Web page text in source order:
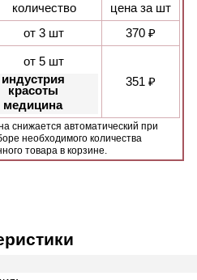
количество
цена за шт
от 3 шт
370 ₽
от 5 шт
индустрия
красоты
медицина
351 ₽
снижается автоматический при
необходимого количества
товара в корзине.